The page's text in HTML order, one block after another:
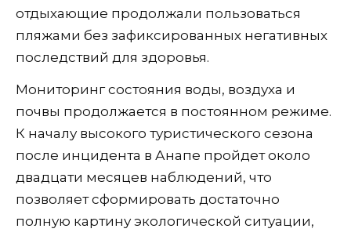
отдыхающие продолжали пользоваться
пляжами без зафиксированных негативных
последствий для здоровья.
Мониторинг состояния воды, воздуха и
почвы продолжается в постоянном режиме.
К началу высокого туристического сезона
после инцидента в Анапе пройдет около
двадцати месяцев наблюдений, что
позволяет сформировать достаточно
полную картину экологической ситуации,